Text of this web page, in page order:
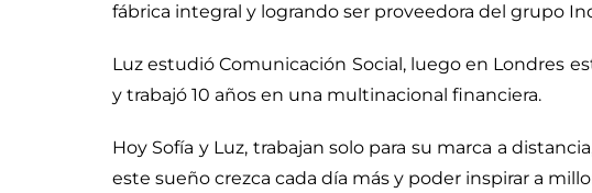
fábrica integral y logrando ser proveedora del grupo
Luz estudió Comunicación Social, luego en Londres
y trabajó 10 años en una multinacional financiera.
Hoy Sofía y Luz, trabajan solo para su marca a
este sueño crezca cada día más y poder inspirar a